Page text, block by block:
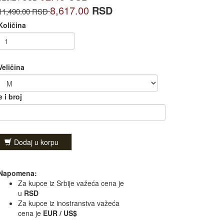
RSD8,617.00 RSD
i broj
Dodaj u korpu
Za kupce iz Srbije važeća cena je
u RSD
Za kupce iz inostranstva važeća
cena je EUR / US$